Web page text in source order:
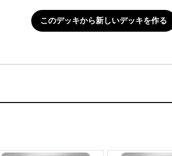
このデッキから新しいデッキを作る